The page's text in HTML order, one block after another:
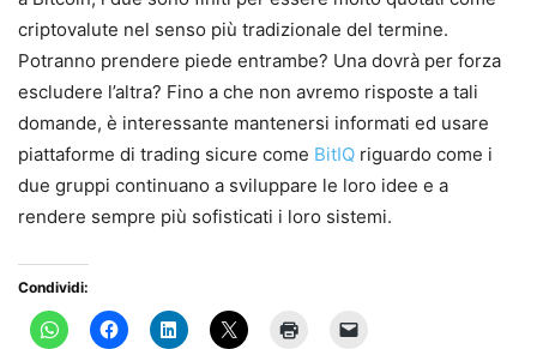
criptovalute nel senso più tradizionale del termine.
Potranno prendere piede entrambe? Una dovrà per forza
escludere l’altra? Fino a che non avremo risposte a tali
domande, è interessante mantenersi informati ed usare
piattaforme di trading sicure come BitIQ riguardo come i
due gruppi continuano a sviluppare le loro idee e a
rendere sempre più sofisticati i loro sistemi.
Condividi: